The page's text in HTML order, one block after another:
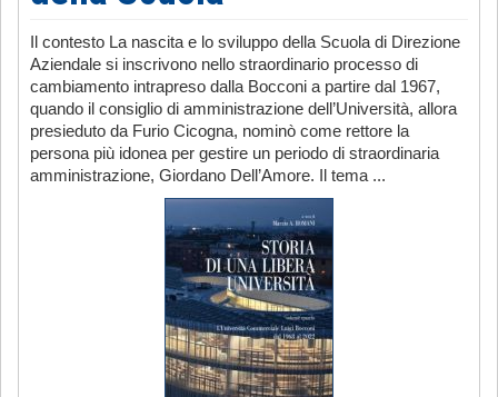
Il contesto La nascita e lo sviluppo della Scuola di Direzione
Aziendale si inscrivono nello straordinario processo di
cambiamento intrapreso dalla Bocconi a partire dal 1967,
quando il consiglio di amministrazione dell’Università, allora
presieduto da Furio Cicogna, nominò come rettore la
persona più idonea per gestire un periodo di straordinaria
amministrazione, Giordano Dell’Amore. Il tema ...